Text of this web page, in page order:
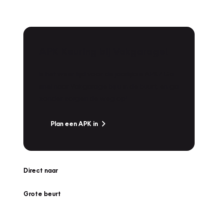
Plan een APK in
Direct naar
Grote beurt